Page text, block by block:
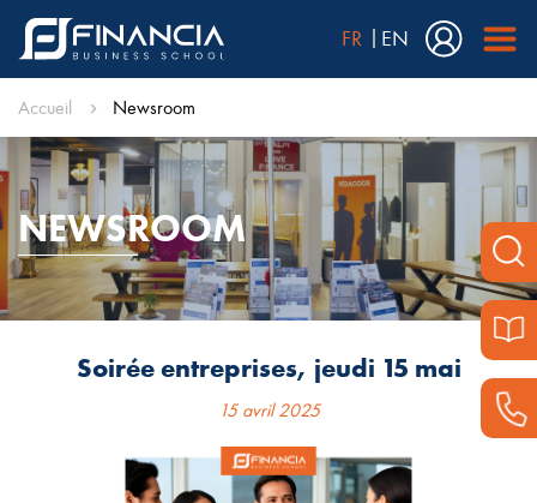
FR EN
Accueil Newsroom
NEWSROOM
Soirée entreprises, jeudi 15 mai
15 avril 2025